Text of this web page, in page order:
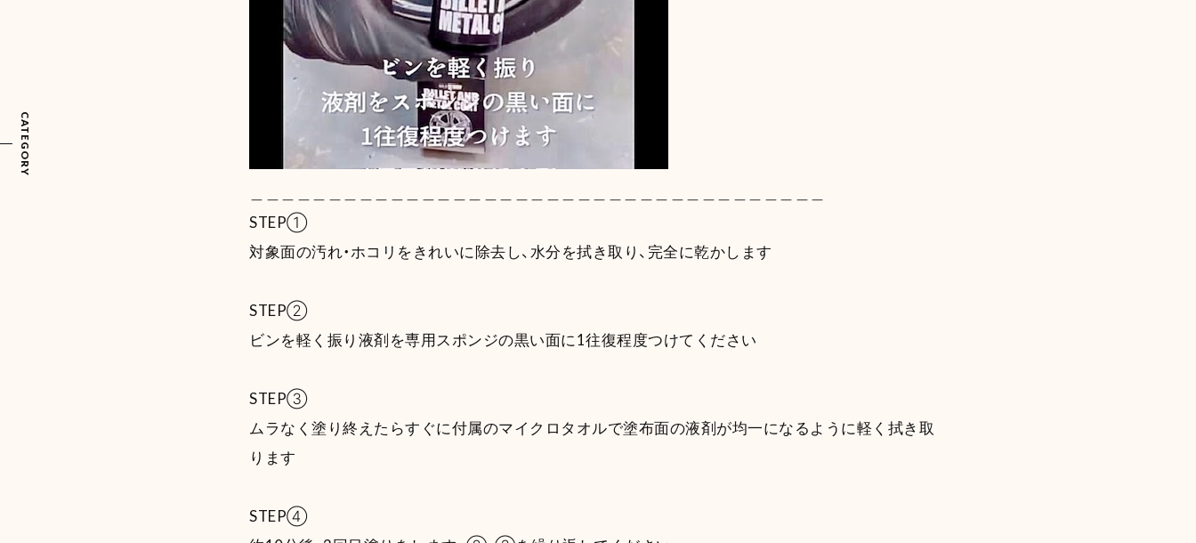
CATEGORY
STEP①
対象面の汚れ・ホコリをきれいに除去し、水分を拭き取り、完全に乾かします
STEP②
ビンを軽く振り液剤を専用スポンジの黒い面に1往復程度つけてください
STEP③
ムラなく塗り終えたらすぐに付属のマイクロタオルで塗布面の液剤が均一になるように軽く拭き取
ります
STEP④